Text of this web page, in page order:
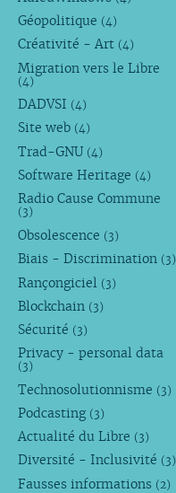
Géopolitique (4)
Créativité - Art (4)
Migration vers le Libre
(4)
DADVSI (4)
Site web (4)
Trad-GNU (4)
Software Heritage (4)
Radio Cause Commune
(3)
Obsolescence (3)
Biais - Discrimination (3)
Rançongiciel (3)
Blockchain (3)
Sécurité (3)
Privacy - personal data
(3)
Technosolutionnisme (3)
Podcasting (3)
Actualité du Libre (3)
Diversité - Inclusivité (3)
Fausses informations (2)